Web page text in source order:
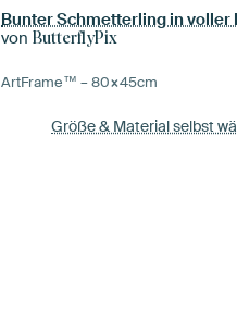
Bunter Schmetterling in voller
vonButterflyPix
ArtFrame™ –80×45cm
Größe & Material selbst